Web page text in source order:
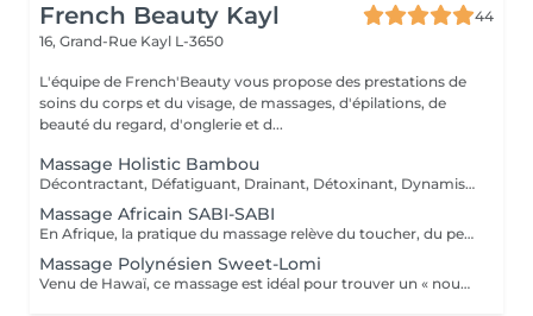
French Beauty Kayl
44
16, Grand-Rue Kayl L-3650
L'équipe de French'Beauty vous propose des prestations de
soins du corps et du visage, de massages, d'épilations, de
beauté du regard, d'onglerie et d...
Massage Holistic Bambou
Décontractant, Défatiguant, Drainant, Détoxinant, Dynamisant, Dansant et Divin ! Ce massage dissout les tensions physiques et psychiques pour danser la samba avec la vie ! Ce massage profond aux mouvements rythmés enchaîne longues pressions glissées, roulées, vibrées des avant-bras. Il intègre une séquence au bambou qui roule et danse sur les muscles et se termine en percussions. Le bambou est une plante exceptionnelle. Il incarne l'apaisement, la tranquillité et la simplicité. Inspiré de la tradition chinoise, il permet de rendre la circulation sanguine plus fluide, il tonifie et relaxe le corps pour lui conférer une sensation de légèreté notamment au niveau des jambes avec les manuvres drainantes effectuées avec un bambou.
Massage Africain SABI-SABI
En Afrique, la pratique du massage relève du toucher, du peau-à-peau maternel du rite initiatique ou du contact thérapeutique accompagné de rituels de guérison. Le massage est surtout utilisé comme un formidable outil énergisant luttant contre la fatigue de la marche, des travaux manuels agricoles, ou de la maternité. Le massage aide à renforcer l'organisme, maintenir ou retrouver l'énergie nécessaire pour accomplir sa charge de travail physique contraignante. C'est donc tout naturellement que le Massage Africain Sabi Sabi se focalise sur les membres inférieurs en insistant sur la relance de la circulation et le travail des muscles des jambes, le but étant d'éliminer les toxines qui alourdissent les jambes. Le travail de drainage procure une détente musculaire profonde et une souplesse accrue dans les jambes mais permet aussi de détendre et détoxifier l'organisme. Les manuvres se concentrent aussi sur le dos, ainsi que les trapèzes et la nuque pour détendre les tensions, voire les courbatures. Ce massage s'adresse aux Clientes fatiguées et/ou stressées qui ont besoin d'énergie, qui subissent une baisse de tonus moral, qui ont des jambes lourdes.
Massage Polynésien Sweet-Lomi
Venu de Hawaï, ce massage est idéal pour trouver un « nouveau souffle » Le massage est au coeur de la tradition polynésienne. C'est par le massage que l'individu entretient et rétablit son harmonie intérieure et équilibre sa relation au monde. Il est à la fois sacré, thérapeutique et épicurien. Lomi est un terme hawaïen qui veut dire masser, frotter, presser, pétrir. Le massage lomi lomi est aussi appelé « modelage des mains aimantes ». Notre version « Sweet Lomi » en est une déclinaison plus courte et plus douce. Ce massage recourt aux énergies des 4 éléments qui s'expriment par 4 différentes qualités de toucher et un enchaînement de mouvements variés aussi rythmés que les vagues du Pacifique : -Air : effleurages légers et rapides comme le souffle des alizés. -Feu : stretchings stimulants, comme enflammés, volcaniques. -Eau : mouvements fluides, caressants comme les vagues apaisées de l'océan. -Terre : digi-pressions profondes et pénétrantes qui enracinent. Ce massage laisse au final une douce sensation de relâchement... de voluptueuse sérénité... !